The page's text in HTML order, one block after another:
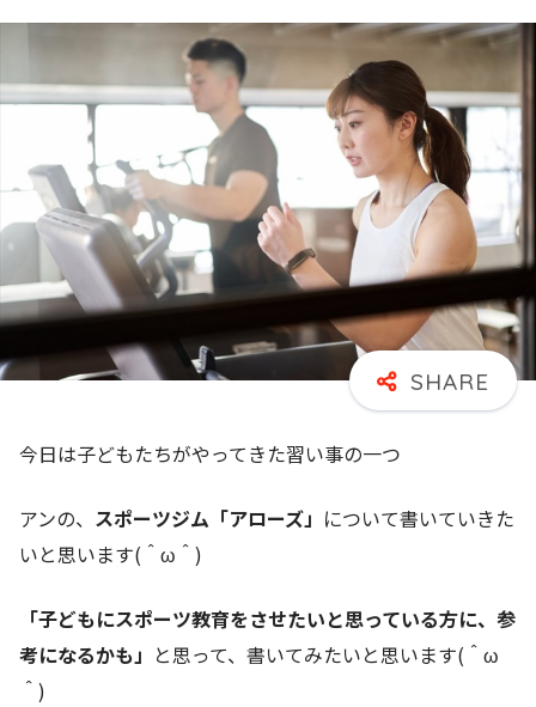
今日は子どもたちがやってきた習い事の一つ
アンの、 スポーツジム「アローズ」 について書いていきた
いと思います(＾ω＾)
「子どもにスポーツ教育をさせたいと思っている方に、参
考になるかも」 と思って、書いてみたいと思います(＾ω
＾)